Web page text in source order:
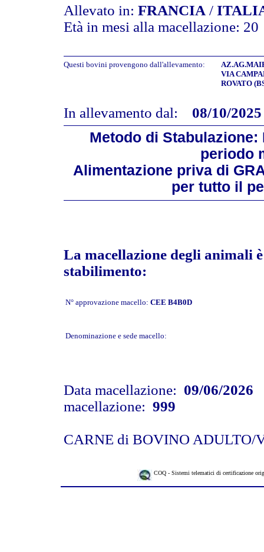
Allevato in: FRANCIA /
Età in mesi alla macellazione: 20
Questi bovini provengono dall'allevamento:
VIA
ROVATO
In allevamento dal:
08/10/2025
Metodo di
periodo
Alimentazione priva di
per tutto il
La macellazione degli animali
stabilimento:
N° approvazione macello: CEE B4B0D
Denominazione e sede macello:
Data macellazione: 09/06/2026
macellazione: 999
CARNE di BOVINO ADULTO/
COQ - Sistemi telematici di certificazione